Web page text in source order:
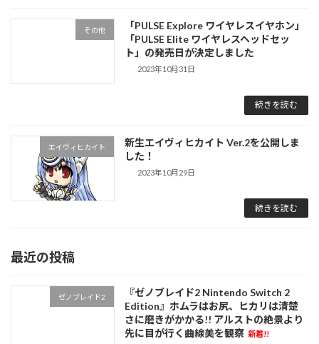
その他
「PULSE Explore ワイヤレスイヤホン」
「PULSE Elite ワイヤレスヘッドセッ
ト」の発売日が決定しました
2023年10月31日
続きを読む
エイヴィヒカイト
新生エイヴィヒカイト Ver.2を公開しま
した！
2023年10月29日
続きを読む
最近の投稿
ゼノブレイド2
『ゼノブレイド2 Nintendo Switch 2
Edition』ホムラはお尻、ヒカリは清楚
さに磨きがかかる!! アルストの絶景より
先に目が行く曲線美を観察 新着!!